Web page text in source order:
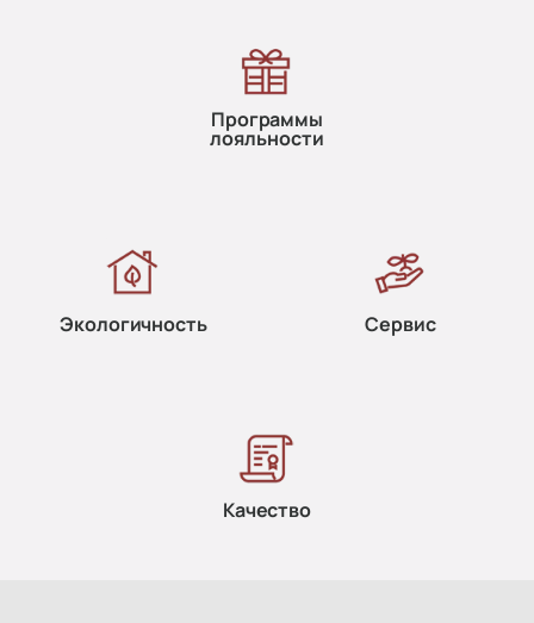
Программы
лояльности
Экологичность Сервис
Качество